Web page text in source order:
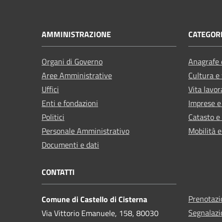
AMMINISTRAZIONE
Organi di Governo
Aree Amministrative
Uffici
Enti e fondazioni
Politici
Personale Amministrativo
Documenti e dati
Cultura
Vita
Imprese
Catasto
Mobilità
CONTATTI
Comune di Castello di Cisterna
Via Vittorio Emanuele, 158, 80030